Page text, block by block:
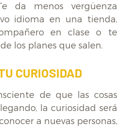
da menos vergüenza
idioma en una tienda,
en clase o te
los planes que salen.
CURIOSIDAD
de que las cosas
la curiosidad será
a nuevas personas,